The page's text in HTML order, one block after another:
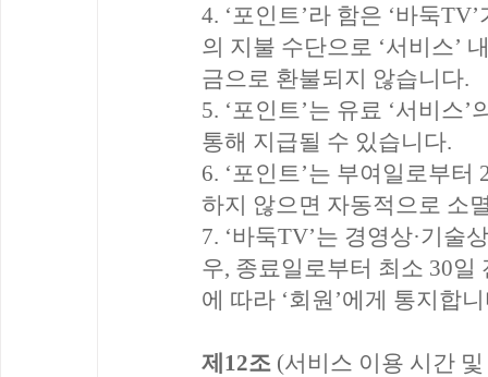
4. ‘포인트’라 함은 ‘바둑
의 지불 수단으로 ‘서비스’
금으로 환불되지 않습니다.
5. ‘포인트’는 유료 ‘서비스
통해 지급될 수 있습니다.
6. ‘포인트’는 부여일로부
하지 않으면 자동적으로 소
7. ‘바둑TV’는 경영상·기술
우, 종료일로부터 최소 30일
에 따라 ‘회원’에게 통지합
제12조 (서비스 이용 시간